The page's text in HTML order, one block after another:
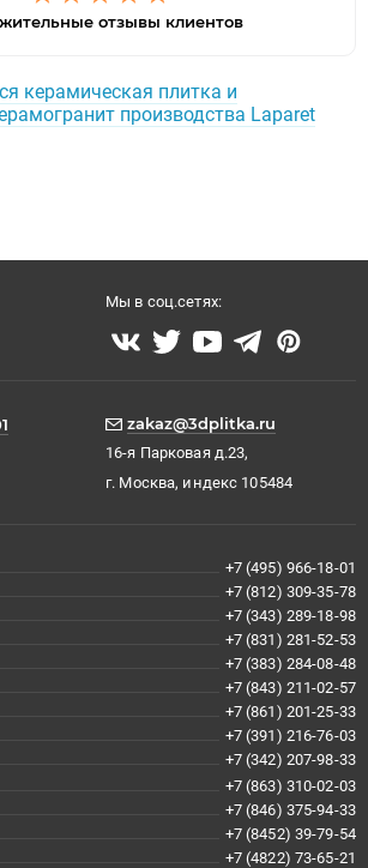
отзывы клиентов
керамическая плитка и
производства Laparet
Мы в соц.сетях:
zakaz@3dplitka.ru
16-я Парковая д.23,
г. Москва, индекс 105484
+7 (495) 966-18-01
+7 (812) 309-35-78
+7 (343) 289-18-98
+7 (831) 281-52-53
+7 (383) 284-08-48
+7 (843) 211-02-57
+7 (861) 201-25-33
+7 (391) 216-76-03
+7 (342) 207-98-33
+7 (863) 310-02-03
+7 (846) 375-94-33
+7 (8452) 39-79-54
+7 (4822) 73-65-21